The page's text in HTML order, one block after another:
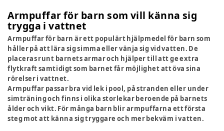
Armpuffar för barn som vill känna sig
trygga i vattnet
Armpuffar för barn är ett populärt hjälpmedel för barn som
håller på att lära sig simma eller vänja sig vid vatten. De
placeras runt barnets armar och hjälper till att ge extra
flytkraft samtidigt som barnet får möjlighet att öva sina
rörelser i vattnet.
Armpuffar passar bra vid lek i pool, på stranden eller under
simträning och finns i olika storlekar beroende på barnets
ålder och vikt. För många barn blir armpuffarna ett första
steg mot att känna sig tryggare och mer bekväm i vatten.